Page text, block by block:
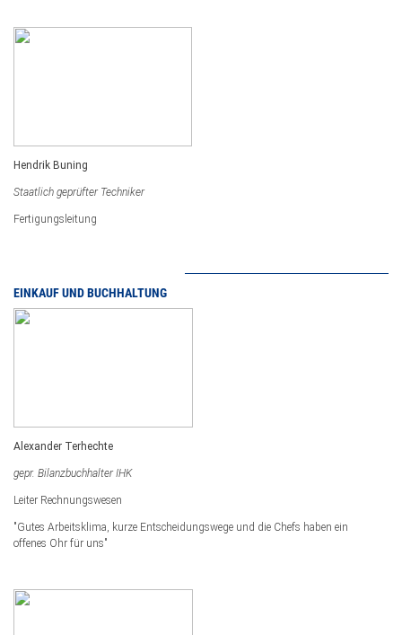
Hendrik Buning
Staatlich geprüfter Techniker
Fertigungsleitung
EINKAUF UND BUCHHALTUNG
Alexander Terhechte
gepr. Bilanzbuchhalter IHK
Leiter Rechnungswesen
"Gutes Arbeitsklima, kurze Entscheidungswege und die Chefs haben ein
offenes Ohr für uns"